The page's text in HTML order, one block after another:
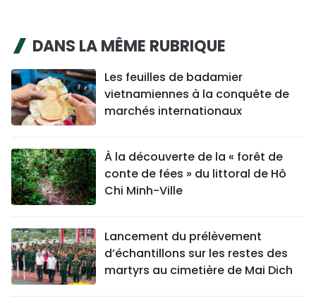
DANS LA MÊME RUBRIQUE
Les feuilles de badamier
vietnamiennes à la conquête de
marchés internationaux
À la découverte de la « forêt de
conte de fées » du littoral de Hô
Chi Minh-Ville
Lancement du prélèvement
d’échantillons sur les restes des
martyrs au cimetière de Mai Dich